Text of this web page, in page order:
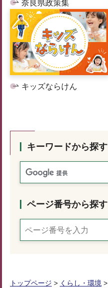
奈良県政策集
キッズならけん
キーワードから探す
ページ番号から探す
トップページ > くらし・環境 >